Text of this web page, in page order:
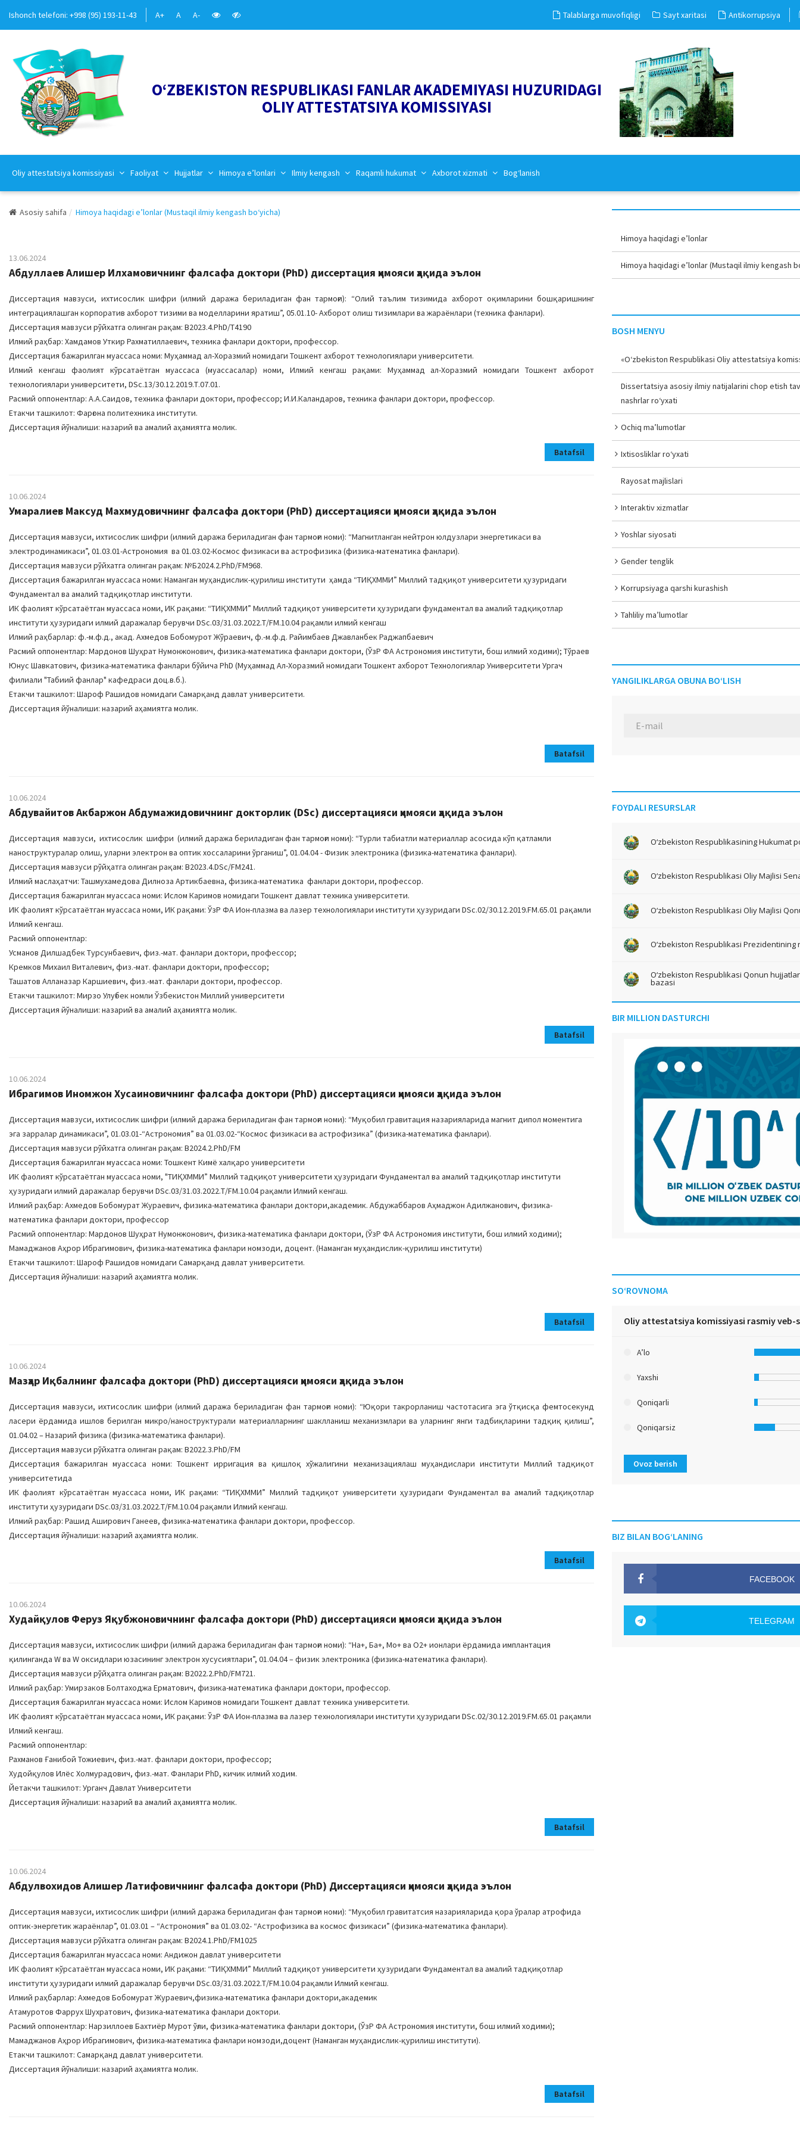
Ishonch telefoni: +998 (95) 193-11-43 A+ A A- Talablarga muvofiqligi Sayt xaritasi Antikorrupsiya
O‘ZBEKISTON RESPUBLIKASI FANLAR AKADEMIYASI HUZURIDAGI
OLIY ATTESTATSIYA KOMISSIYASI
Oliy attestatsiya komissiyasi Faoliyat Hujjatlar Himoya e’lonlari Ilmiy kengash Raqamli hukumat Axborot xizmati Bog‘lanish
Asosiy sahifa Himoya haqidagi e’lonlar (Mustaqil ilmiy kengash bo‘yicha)
13.06.2024
Абдуллаев Алишер Илхамовичнинг фалсафа доктори (PhD) диссертация ҳимояси ҳақида эълон
Диссертация мавзуси, ихтисослик шифри (илмий даража бериладиган фан тармоғи): “Олий таълим тизимида ахборот оқимларини бошқаришнинг
интеграциялашган корпоратив ахборот тизими ва моделларини яратиш”, 05.01.10- Ахборот олиш тизимлари ва жараёнлари (техника фанлари).
Диссертация мавзуси рўйхатга олинган рақам: B2023.4.PhD/Т4190
Илмий раҳбар: Хамдамов Уткир Рахматиллаевич, техника фанлари доктори, профессор.
Диссертация бажарилган муассаса номи: Муҳаммад ал-Хоразмий номидаги Тошкент ахборот технологиялари университети.
Илмий кенгаш фаолият кўрсатаётган муассаса (муассасалар) номи, Илмий кенгаш рақами: Муҳаммад ал-Хоразмий номидаги Тошкент ахборот
технологиялари университети, DSc.13/30.12.2019.Т.07.01.
Расмий оппонентлар: А.А.Саидов, техника фанлари доктори, профессор; И.И.Каландаров, техника фанлари доктори, профессор.
Етакчи ташкилот: Фарғона политехника институти.
Диссертация йўналиши: назарий ва амалий аҳамиятга молик.
Batafsil
10.06.2024
Умаралиев Максуд Махмудовичнинг фалсафа доктори (PhD) диссертацияси ҳимояси ҳақида эълон
Диссертация мавзуси, ихтисослик шифри (илмий даража бериладиган фан тармоғи номи): “Магнитланган нейтрон юлдузлари энергетикаси ва
электродинамикаси”, 01.03.01-Астрономия ва 01.03.02-Космос физикаси ва астрофизика (физика-математика фанлари).
Диссертация мавзуси рўйхатга олинган рақам: №Б2024.2.PhD/FM968.
Диссертация бажарилган муассаса номи: Наманган муҳандислик-қурилиш институти ҳамда “ТИҚХММИ” Миллий тадқиқот университети ҳузуридаги
Фундаментал ва амалий тадқиқотлар институти.
ИК фаолият кўрсатаётган муассаса номи, ИК рақами: “ТИҚХММИ” Миллий тадқиқот университети ҳузуридаги фундаментал ва амалий тадқиқотлар
институти ҳузуридаги илмий даражалар берувчи DSc.03/31.03.2022.Т/FM.10.04 рақамли илмий кенгаш
Илмий раҳбарлар: ф.-м.ф.д., акад. Ахмедов Бобомурот Жўраевич, ф.-м.ф.д. Райимбаев Джавланбек Раджапбаевич
Расмий оппонентлар: Мардонов Шуҳрат Нумонжонович, физика-математика фанлари доктори, (ЎзР ФА Астрономия институти, бош илмий ходими); Тўраев
Юнус Шавкатович, физика-математика фанлари бўйича PhD (Муҳаммад Ал-Хоразмий номидаги Тошкент ахборот Технологиялар Университети Ургач
филиали "Табиий фанлар" кафедраси доц.в.б.).
Етакчи ташкилот: Шароф Рашидов номидаги Самарқанд давлат университети.
Диссертация йўналиши: назарий аҳамиятга молик.
Batafsil
10.06.2024
Абдувайитов Акбаржон Абдумажидовичнинг докторлик (DSc) диссертацияси ҳимояси ҳақида эълон
Диссертация мавзуси, ихтисослик шифри (илмий даража бериладиган фан тармоғи номи): “Турли табиатли материаллар асосида кўп қатламли
наноструктуралар олиш, уларни электрон ва оптик хоссаларини ўрганиш”, 01.04.04 - Физик электроника (физика-математика фанлари).
Диссертация мавзуси рўйҳатга олинган рақам: B2023.4.DSc/FM241.
Илмий маслаҳатчи: Ташмухамедова Дилноза Артикбаевна, физика-математика фанлари доктори, профессор.
Диссертация бажарилган муассаса номи: Ислом Каримов номидаги Тошкент давлат техника университети.
ИК фаолият кўрсатаётган муассаса номи, ИК рақами: ЎзР ФА Ион-плазма ва лазер технологиялари институти ҳузуридаги DSc.02/30.12.2019.FM.65.01 рақамли
Илмий кенгаш.
Расмий оппонентлар:
Усманов Дилшадбек Турсунбаевич, физ.-мат. фанлари доктори, профессор;
Кремков Михаил Виталевич, физ.-мат. фанлари доктори, профессор;
Ташатов Алланазар Каршиевич, физ.-мат. фанлари доктори, профессор.
Етакчи ташкилот: Мирзо Улуғбек номли Ўзбекистон Миллий университети
Диссертация йўналиши: назарий ва амалий аҳамиятга молик.
Batafsil
10.06.2024
Ибрагимов Иномжон Хусаиновичнинг фалсафа доктори (PhD) диссертацияси ҳимояси ҳақида эълон
Диссертация мавзуси, ихтисослик шифри (илмий даража бериладиган фан тармоғи номи): “Муқобил гравитация назарияларида магнит дипол моментига
эга зарралар динамикаси”, 01.03.01-“Астрономия” ва 01.03.02-“Космос физикаси ва астрофизика” (физика-математика фанлари).
Диссертация мавзуси рўйхатга олинган рақам: B2024.2.PhD/FM
Диссертация бажарилган муассаса номи: Тошкент Кимё халқаро университети
ИК фаолият кўрсатаётган муассаса номи, "ТИҚХММИ” Миллий тадқиқот университети ҳузуридаги Фундаментал ва амалий тадқиқотлар институти
ҳузуридаги илмий даражалар берувчи DSc.03/31.03.2022.Т/FM.10.04 рақамли Илмий кенгаш.
Илмий раҳбар: Ахмедов Бобомурат Жураевич, физика-математика фанлари доктори,академик. Абдужаббаров Аҳмаджон Адилжанович, физика-
математика фанлари доктори, профессор
Расмий оппонентлар: Мардонов Шуҳрат Нумонжонович, физика-математика фанлари доктори, (ЎзР ФА Астрономия институти, бош илмий ходими);
Мамаджанов Аҳрор Ибрагимович, физика-математика фанлари номзоди, доцент. (Наманган муҳандислик-қурилиш институти)
Етакчи ташкилот: Шароф Рашидов номидаги Самарқанд давлат университети.
Диссертация йўналиши: назарий аҳамиятга молик.
Batafsil
10.06.2024
Мазҳар Иқбалнинг фалсафа доктори (PhD) диссертацияси ҳимояси ҳақида эълон
Диссертация мавзуси, ихтисослик шифри (илмий даража бериладиган фан тармоғи номи): “Юқори такрорланиш частотасига эга ўтқисқа фемтосекунд
ласери ёрдамида ишлов берилган микро/наноструктурали материалларнинг шаклланиш механизмлари ва уларнинг янги тадбиқларини тадқиқ қилиш”,
01.04.02 – Назарий физика (физика-математика фанлари).
Диссертация мавзуси рўйхатга олинган рақам: B2022.3.PhD/FM
Диссертация бажарилган муассаса номи: Тошкент ирригация ва қишлоқ хўжалигини механизациялаш муҳандислари институти Миллий тадқиқот
университетида
ИК фаолият кўрсатаётган муассаса номи, ИК рақами: “ТИҚХММИ” Миллий тадқиқот университети ҳузуридаги Фундаментал ва амалий тадқиқотлар
институти ҳузуридаги DSc.03/31.03.2022.Т/FM.10.04 рақамли Илмий кенгаш.
Илмий раҳбар: Рашид Аширович Ганеев, физика-математика фанлари доктори, профессор.
Диссертация йўналиши: назарий аҳамиятга молик.
Batafsil
10.06.2024
Худайқулов Феруз Яқубжоновичнинг фалсафа доктори (PhD) диссертацияси ҳимояси ҳақида эълон
Диссертация мавзуси, ихтисослик шифри (илмий даража бериладиган фан тармоғи номи): “На+, Ба+, Мо+ ва О2+ ионлари ёрдамида имплантация
қилинганда W ва W оксидлари юзасининг электрон хусусиятлари”, 01.04.04 – физик электроника (физика-математика фанлари).
Диссертация мавзуси рўйҳатга олинган рақам: В2022.2.PhD/FM721.
Илмий раҳбар: Умирзаков Болтаходжа Ерматович, физика-математика фанлари доктори, профессор.
Диссертация бажарилган муассаса номи: Ислом Каримов номидаги Тошкент давлат техника университети.
ИК фаолият кўрсатаётган муассаса номи, ИК рақами: ЎзР ФА Ион-плазма ва лазер технологиялари институти ҳузуридаги DSc.02/30.12.2019.FM.65.01 рақамли
Илмий кенгаш.
Расмий оппонентлар:
Рахманов Ғанибой Тожиевич, физ.-мат. фанлари доктори, профессор;
Худойқулов Илёс Холмурадович, физ.-мат. Фанлари PhD, кичик илмий ходим.
Йетакчи ташкилот: Урганч Давлат Университети
Диссертация йўналиши: назарий ва амалий аҳамиятга молик.
Batafsil
10.06.2024
Абдулвохидов Алишер Латифовичнинг фалсафа доктори (PhD) Диссертацияси ҳимояси ҳақида эълон
Диссертация мавзуси, ихтисослик шифри (илмий даража бериладиган фан тармоғи номи): “Муқобил гравитатсия назарияларида қора ўралар атрофида
оптик-энергетик жараёнлар”, 01.03.01 – “Астрономия” ва 01.03.02- “Астрофизика ва космос физикаси” (физика-математика фанлари).
Диссертация мавзуси рўйхатга олинган рақам: B2024.1.PhD/FM1025
Диссертация бажарилган муассаса номи: Андижон давлат университети
ИК фаолият кўрсатаётган муассаса номи, ИК рақами: “ТИҚХММИ” Миллий тадқиқот университети ҳузуридаги Фундаментал ва амалий тадқиқотлар
институти ҳузуридаги илмий даражалар берувчи DSc.03/31.03.2022.Т/FM.10.04 рақамли Илмий кенгаш.
Илмий раҳбарлар: Ахмедов Бобомурат Жураевич,физика-математика фанлари доктори,академик
Атамуротов Фаррух Шухратович, физика-математика фанлари доктори.
Расмий оппонентлар: Нарзиллоев Бахтиёр Мурот ўғли, физика-математика фанлари доктори, (ЎзР ФА Астрономия институти, бош илмий ходими);
Мамаджанов Аҳрор Ибрагимович, физика-математика фанлари номзоди,доцент (Наманган муҳандислик-қурилиш институти).
Етакчи ташкилот: Самарқанд давлат университети.
Диссертация йўналиши: назарий аҳамиятга молик.
Batafsil
Himoya haqidagi e’lonlar
Himoya haqidagi e’lonlar (Mustaqil ilmiy kengash
BOSH MENYU
«O‘zbekiston Respublikasi Oliy attestatsiya
Dissertatsiya asosiy ilmiy natijalarini chop etish
nashrlar ro‘yxati
Ochiq ma’lumotlar
Ixtisosliklar ro‘yxati
Rayosat majlislari
Interaktiv xizmatlar
Yoshlar siyosati
Gender tenglik
Korrupsiyaga qarshi kurashish
Tahliliy ma’lumotlar
YANGILIKLARGA OBUNA BO‘LISH
FOYDALI RESURSLAR
O‘zbekiston Respublikasining Hukumat
O‘zbekiston Respublikasi Oliy Majlisi
O‘zbekiston Respublikasi Oliy Majlisi
O‘zbekiston Respublikasi Prezidentining
O‘zbekiston Respublikasi Qonun
bazasi
BIR MILLION DASTURCHI
SO‘ROVNOMA
Oliy attestatsiya komissiyasi rasmiy
A’lo
Yaxshi
Qoniqarli
Qoniqarsiz
Ovoz berish
BIZ BILAN BOG‘LANING
FACEBOOK
TELEGRAM